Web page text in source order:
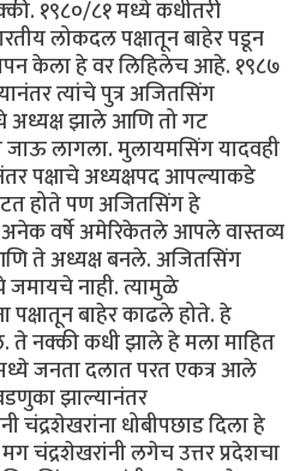
१९८०/८१ मध्ये कधीतरी
लोकदल पक्षातून बाहेर पडून
केला हे वर लिहिलेच आहे. १९८७
त्यांचे पुत्र अजितसिंग
अध्यक्ष झाले आणि तो गट
लागला. मुलायमसिंग यादवही
पक्षाचे अध्यक्षपद आपल्याकडे
होते पण अजितसिंग हे
वर्षे अमेरिकेतले आपले वास्तव्य
ते अध्यक्ष बनले. अजितसिंग
नाही. त्यामुळे
पक्षातून बाहेर काढले होते. हे
ते नक्की कधी झाले हे मला माहित
जनता दलात परत एकत्र आले
झाल्यानंतर
चंद्रशेखरांना धोबीपछाड दिला हे
चंद्रशेखरांनी लगेच उत्तर प्रदेशचा